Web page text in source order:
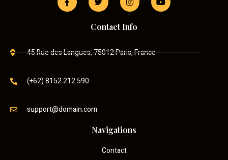
Contact Info
45 Rue des Langues, 75012 Paris, France
(+62) 8152 212 590
support@domain.com
Navigations
Contact